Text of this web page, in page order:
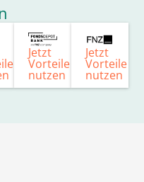
Jetzt
Vorteile
nutzen
Jetzt
Vorteile
nutzen